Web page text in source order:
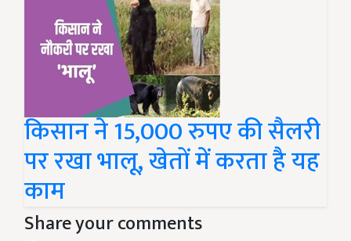
किसान ने 15,000 रुपए की सैलरी
पर रखा भालू, खेतों में करता है यह
काम
Share your comments